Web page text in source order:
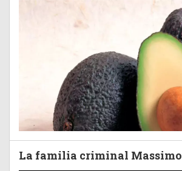
La familia criminal Massimo